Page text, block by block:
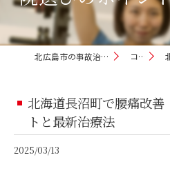
北広島市の事故治療なら美沢整骨院 コラム
北海道長沼町で腰痛改
トと最新治療法
2025/03/13